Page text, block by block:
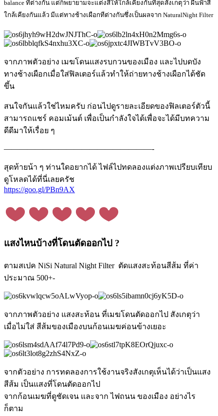
balance ที่ต่างกัน แต่ก็พยายามจะแต่งสีให้ใกล้เคียงกันที่สุดสังเกตุว่า ผืนฟ้าสี
ใกล้เคียงกันแล้ว มีแต่ทางช้างเผือกทีต่างกันซึ่งเป็นผลจาก NaturalNight Filter
จากภาพตัวอย่าง เมฆโดนแสงรบกวนของเมือง และไปบดบัง
ทางช้างเผือกเมื่อใส่ฟิลเตอร์แล้วทำให้ถ่ายทางช้างเผือกได้ชัด
ขึ้น
สนใจกันแล้วใช่ไหมครับ ก่อนไปดูรายละเอียดของฟิลเตอร์ตัวนี้
สามารถแชร์ คอมเม้นต์ เพื่อเป็นกำลังใจได้เพื่อจะได้มีบทความ
ดีดีมาให้เรื่อย ๆ
———————————————————-
สุดท้ายน้า ๆ ท่านใดอยากได้ ไฟล์ไปทดลองแต่งภาพเปรียบเทียบ
ดูโหลดได้ที่นี่เลยครัช
https://goo.gl/PBn9AX
แสงไหนบ้างที่โดนตัดออกไป ?
ตามสเปค NiSi Natural Night Filter ตัดแสงสะท้อนสีส้ม ที่ค่า
ประมาณ 500+-
จากภาพตัวอย่าง แสงสะท้อน ที่เมฆโดนตัดออกไป สังเกตุว่า
เมื่อไม่ใส่ สีส้มของเมืองบนก้อนเมฆค่อนข้างเยอะ
จากตัวอย่าง การทดลองการใช้งานจริงสังเกตุเห็นได้ว่าเป็นแสง
สีส้ม เป็นแสงที่โดนตัดออกไป
จากก้อนเมฆที่ดูชัดเจน และจาก ไฟถนน ของเมือง อย่างไร
ก็ตาม